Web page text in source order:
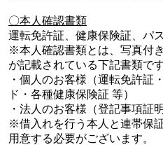
〇本人確認書類
運転免許証、健康保険証、パ
※本人確認書類とは、写真付
が記載されている下記書類です
・個人のお客様（運転免許証
ド・各種健康保険証 等）
・法人のお客様（登記事項証
※借入れを行う本人と連帯保
用意する必要がございます。